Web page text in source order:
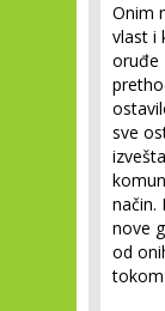
Onim
vlast i
oruđe
sve
način.
nove
od
tokom